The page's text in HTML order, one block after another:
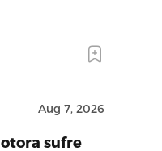
Aug 7, 2026
sufre